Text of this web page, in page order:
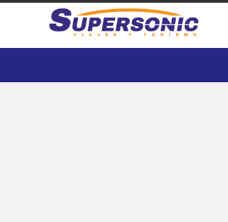
Sudeste Asiático